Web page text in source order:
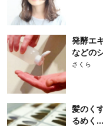
発酵エ
などの
さくら
髪のく
るめく...